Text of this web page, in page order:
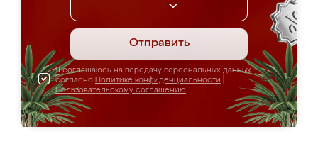
Отправить
Я соглашаюсь на передачу персональных данных
согласно Политике конфиденциальности
Пользовательскому соглашению